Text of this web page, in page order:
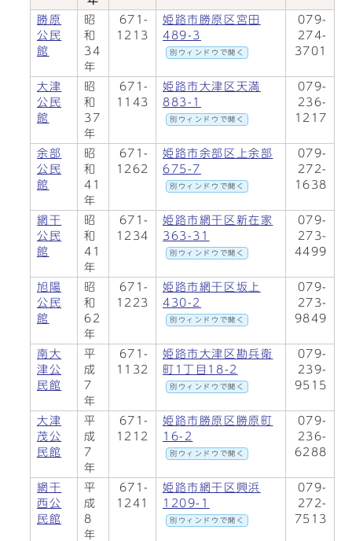
勝原
公民
館
昭
和
34
年
671-
1213
姫路市勝原区宮田
489-3
別ウィンドウで開く
079-
274-
3701
大津
公民
館
昭
和
37
年
671-
1143
姫路市大津区天満
883-1
別ウィンドウで開く
079-
236-
1217
余部
公民
館
昭
和
41
年
671-
1262
姫路市余部区上余部
675-7
別ウィンドウで開く
079-
272-
1638
網干
公民
館
昭
和
41
年
671-
1234
姫路市網干区新在家
363-31
別ウィンドウで開く
079-
273-
4499
旭陽
公民
館
昭
和
62
年
671-
1223
姫路市網干区坂上
430-2
別ウィンドウで開く
079-
273-
9849
南大
津公
民館
平
成
7
年
671-
1132
姫路市大津区勘兵衛
町1丁目18-2
別ウィンドウで開く
079-
239-
9515
大津
茂公
民館
平
成
7
年
671-
1212
姫路市勝原区勝原町
16-2
別ウィンドウで開く
079-
236-
6288
網干
西公
民館
平
成
8
年
671-
1241
姫路市網干区興浜
1209-1
別ウィンドウで開く
079-
272-
7513